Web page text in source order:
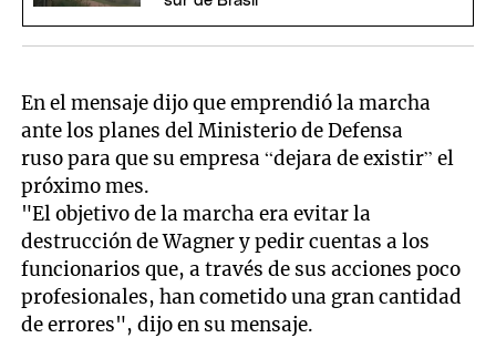
En el mensaje dijo que emprendió la marcha
ante los planes del Ministerio de Defensa
ruso para que su empresa “dejara de existir” el
próximo mes.
"El objetivo de la marcha era evitar la
destrucción de Wagner y pedir cuentas a los
funcionarios que, a través de sus acciones poco
profesionales, han cometido una gran cantidad
de errores", dijo en su mensaje.